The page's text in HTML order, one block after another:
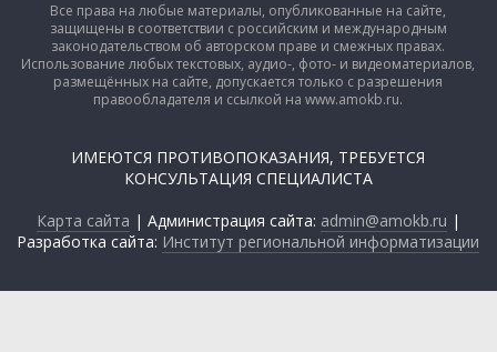
Все права на любые материалы, опубликованные на сайте,
защищены в соответствии с российским и международным
законодательством об авторском праве и смежных правах.
Использование любых текстовых, аудио-, фото- и видеоматериалов,
размещённых на сайте, допускается только с разрешения
правообладателя и ссылкой на www.amokb.ru.
ИМЕЮТСЯ ПРОТИВОПОКАЗАНИЯ, ТРЕБУЕТСЯ
КОНСУЛЬТАЦИЯ СПЕЦИАЛИСТА
Карта сайта | Администрация сайта: admin@amokb.ru |
Разработка сайта: Институт региональной информатизации